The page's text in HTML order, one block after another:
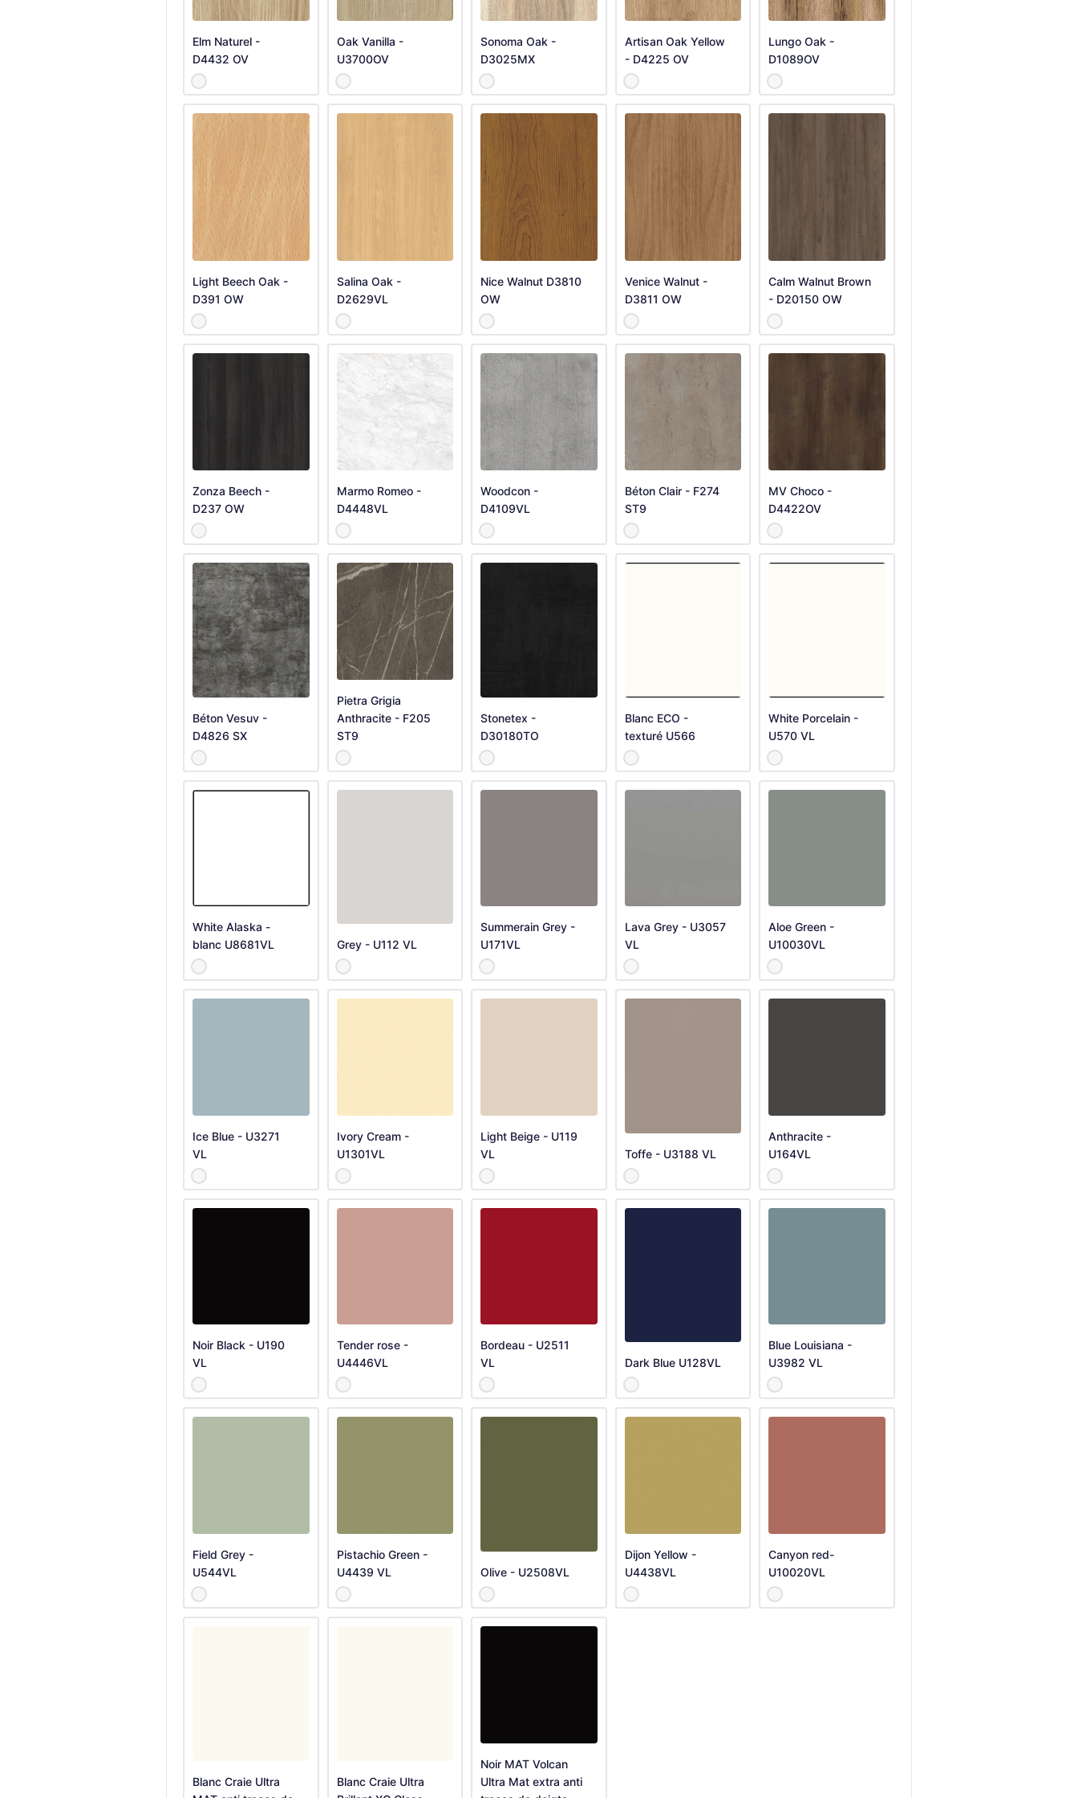
Elm Naturel -
D4432 OV
Oak Vanilla -
U3700OV
Sonoma Oak -
D3025MX
Artisan Oak Yellow
- D4225 OV
Lungo Oak -
D1089OV
Light Beech Oak -
D391 OW
Salina Oak -
D2629VL
Nice Walnut D3810
OW
Venice Walnut -
D3811 OW
Calm Walnut Brown
- D20150 OW
Zonza Beech -
D237 OW
Marmo Romeo -
D4448VL
Woodcon -
D4109VL
Béton Clair - F274
ST9
MV Choco -
D4422OV
Béton Vesuv -
D4826 SX
Pietra Grigia
Anthracite - F205
ST9
Stonetex -
D30180TO
Blanc ECO -
texturé U566
White Porcelain -
U570 VL
White Alaska -
blanc U8681VL
Grey - U112 VL
Summerain Grey -
U171VL
Lava Grey - U3057
VL
Aloe Green -
U10030VL
Ice Blue - U3271
VL
Ivory Cream -
U1301VL
Light Beige - U119
VL
Toffe - U3188 VL
Anthracite -
U164VL
Noir Black - U190
VL
Tender rose -
U4446VL
Bordeau - U2511
VL
Dark Blue U128VL
Blue Louisiana -
U3982 VL
Field Grey -
U544VL
Pistachio Green -
U4439 VL
Olive - U2508VL
Dijon Yellow -
U4438VL
Canyon red-
U10020VL
Blanc Craie Ultra
Blanc Craie Ultra
Noir MAT Volcan
Ultra Mat extra anti